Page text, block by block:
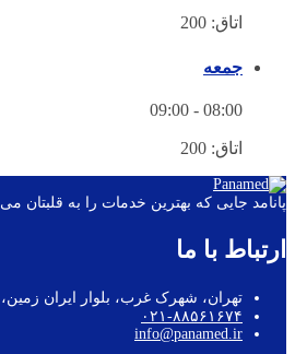
اتاق: 200
جمعه
08:00
-
09:00
اتاق: 200
جایی که بهترین خدمات را به قلبتان می
با ما
تهران، شهرک غرب، بلوار ایران زمین، پلاک 2202، طبقه2،
۰۲۱-۸۸۵۶۱۶۷۴
info@panamed.ir